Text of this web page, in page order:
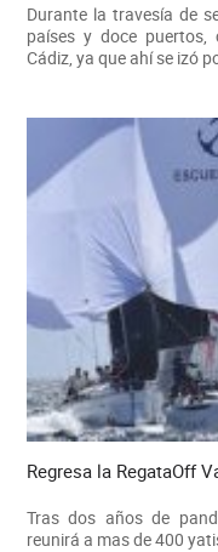
Durante la travesía de
países y doce puertos,
Cádiz, ya que ahí se izó
Regresa la RegataOff
Tras dos años de
reunirá a mas de 400